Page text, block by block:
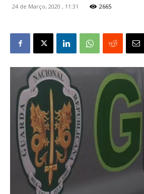
24 de Março, 2020 , 11:31 2665